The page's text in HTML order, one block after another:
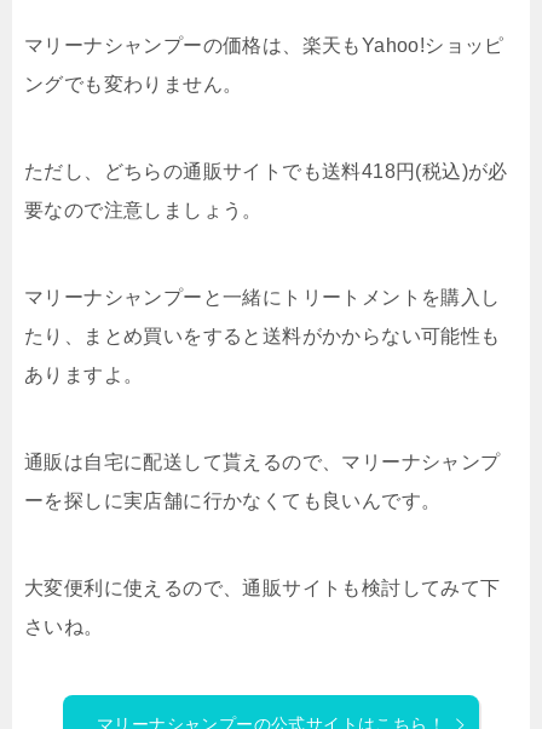
マリーナシャンプーの価格は、楽天もYahoo!ショッピ
ングでも変わりません。
ただし、どちらの通販サイトでも送料418円(税込)が必
要なので注意しましょう。
マリーナシャンプーと一緒にトリートメントを購入し
たり、まとめ買いをすると送料がかからない可能性も
ありますよ。
通販は自宅に配送して貰えるので、マリーナシャンプ
ーを探しに実店舗に行かなくても良いんです。
大変便利に使えるので、通販サイトも検討してみて下
さいね。
マリーナシャンプーの公式サイトはこちら！